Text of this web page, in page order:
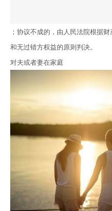
；协议不成的，由人民法院根据
和无过错方权益的原则判决。
对夫或者妻在家庭